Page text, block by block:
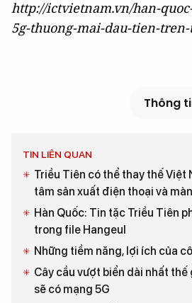
http://ictvietnam.vn/han-
5g-thuong-mai-dau-tien-
Thông
TIN LIÊN QUAN
Triều Tiên có thể thay thế Việt
tâm sản xuất điện thoại và
Hàn Quốc: Tin tặc Triều Tiên
trong file Hangeul
Những tiềm năng, lợi ích của
Cây cầu vượt biển dài nhất
sẽ có mạng 5G